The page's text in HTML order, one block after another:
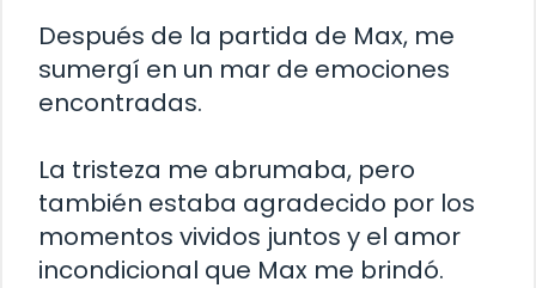
Después de la partida de Max, me
sumergí en un mar de emociones
encontradas.
La tristeza me abrumaba, pero
también estaba agradecido por los
momentos vividos juntos y el amor
incondicional que Max me brindó.